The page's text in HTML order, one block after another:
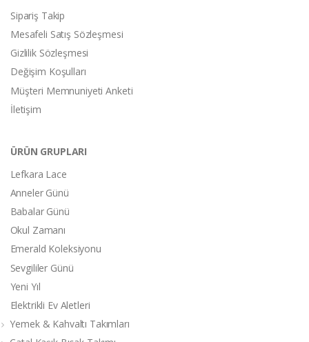
Sipariş Takip
Mesafeli Satış Sözleşmesi
Gizlilik Sözleşmesi
Değişim Koşulları
Müşteri Memnuniyeti Anketi
İletişim
ÜRÜN GRUPLARI
Lefkara Lace
Anneler Günü
Babalar Günü
Okul Zamanı
Emerald Koleksiyonu
Sevgililer Günü
Yeni Yıl
Elektrikli Ev Aletleri
Yemek & Kahvaltı Takımları